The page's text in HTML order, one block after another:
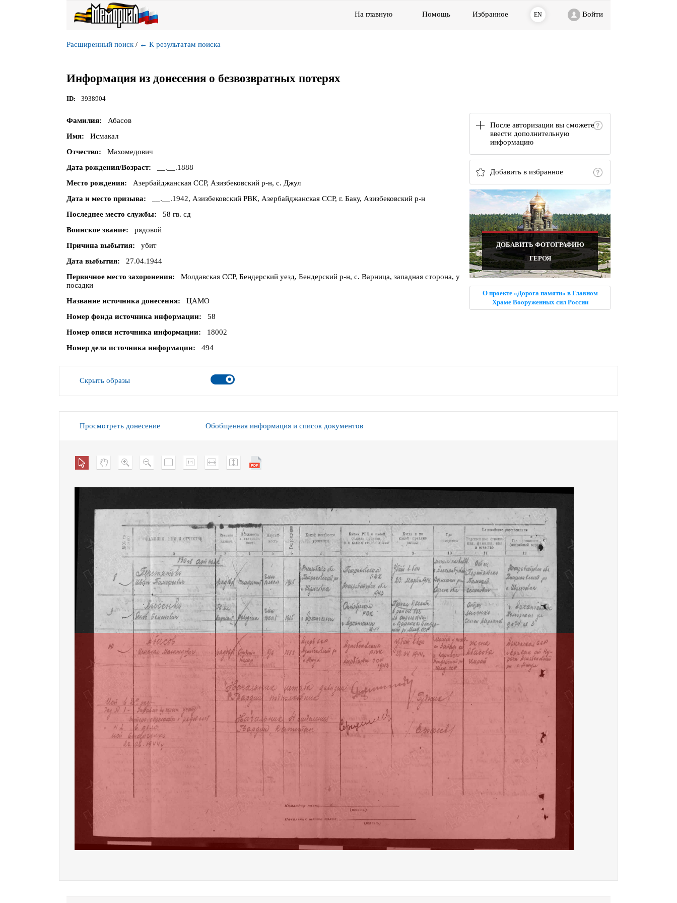
На главную Помощь Избранное EN Войти
Расширенный поиск / ← К результатам поиска
Информация из донесения о безвозвратных потерях
ID 3938904
После авторизации вы сможете
ввести дополнительную
информацию
Добавить в избранное
ДОБАВИТЬ ФОТОГРАФИЮ
ГЕРОЯ
О проекте «Дорога памяти» в Главном
Храме Вооруженных сил России
Фамилия
Абасов
Имя
Исмакал
Отчество
Махомедович
Дата рождения/Возраст
__.__.1888
Место рождения
Азербайджанская ССР, Азизбековский р-н, с. Джул
Дата и место призыва
__.__.1942, Азизбековский РВК, Азербайджанская ССР, г. Баку, Азизбековский р-н
Последнее место службы
58 гв. сд
Воинское звание
рядовой
Причина выбытия
убит
Дата выбытия
27.04.1944
Первичное место захоронения
Молдавская ССР, Бендерский уезд, Бендерский р-н, с. Варница, западная сторона, у
посадки
Название источника донесения
ЦАМО
Номер фонда источника информации
58
Номер описи источника информации
18002
Номер дела источника информации
494
Скрыть образы
Просмотреть донесение Обобщенная информация и список документов